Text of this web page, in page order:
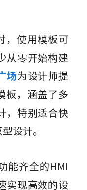
，使用模板可
从零开始构建
场为设计师提
板，涵盖了多
，特别适合快
设计。
能齐全的HMI
实现高效的设